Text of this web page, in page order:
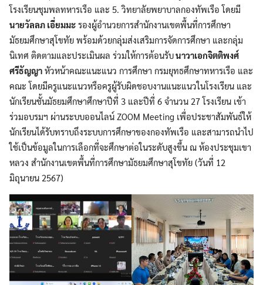
โรงเรียนชุมพลทหารเรือ และ 5. วิทยาลัยพยาบาลกองทัพเรือ โดยมี
นายวัลลภ เอี่ยมมะ รองผู้อำนวยการสำนักงานเขตพื้นที่การศึกษา
มัธยมศึกษาสุโขทัย พร้อมด้วยกลุ่มส่งเสริมการจัดการศึกษา และกลุ่ม
นิเทศ ติดตามและประเมินผล ร่วมให้การต้อนรับนาวาเอกจิตติพงศ์
ศรีธัญญา หัวหน้าคณะแนะแนว การศึกษา กรมยุทธศึกษาทหารเรือ และ
คณะ โดยมีครูแนะแนวหรือครูผู้รับผิดชอบงานแนะแนวในโรงเรียน และ
นักเรียนชั้นมัธยมศึกษาศึกษาปีที่ 3 และปีที่ 6 จำนวน 27 โรงเรียน เข้า
ร่วมอบรมฯ ผ่านระบบออนไลน์ ZOOM Meeting เพื่อประชาสัมพันธ์ให้
นักเรียนได้รับทราบถึงระบบการศึกษาของกองทัพเรือ และสามารถนำไป
ใช้เป็นข้อมูลในการเลือกที่จะศึกษาต่อในระดับสูงขึ้น ณ ห้องประชุมเขา
หลวง สำนักงานเขตพื้นที่การศึกษามัธยมศึกษาสุโขทัย (วันที่ 12
มิถุนายน 2567)